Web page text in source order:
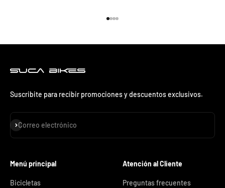
Suscribite para recibir promociones y descuentos exclusivos.
Correo electrónico
Suscribirse
Menú principal
Bicicletas
Atención al Cliente
Preguntas frecuentes